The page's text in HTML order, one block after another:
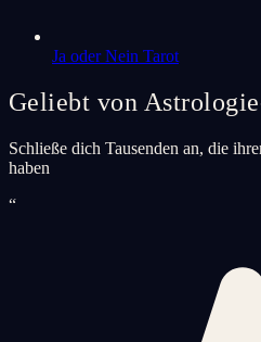
Ja oder Nein Tarot
Geliebt von
Schließe dich Tausenden an, die
haben
“